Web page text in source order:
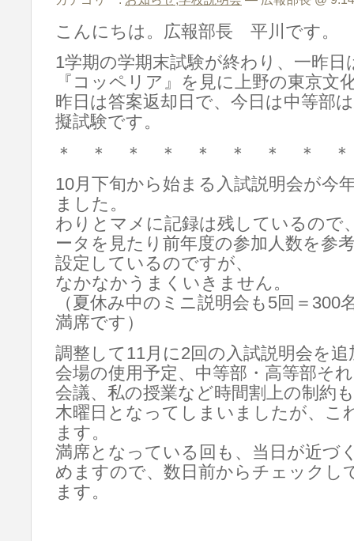
こんにちは。広報部長 平川です。
1学期の学期末試験が終わり、一昨
『コッペリア』を見に上野の東京文
昨日は答案返却日で、今日は中等部
擬試験です。
＊ ＊ ＊ ＊ ＊ ＊ ＊ ＊
10月下旬から始まる入試説明会が今
ました。
わりとマメに記録は残しているので
ータを見たり前年度の参加人数を参
設定しているのですが、
なかなかうまくいきません。
（夏休み中のミニ説明会も5回＝300
満席です）
調整して11月に2回の入試説明会を
会場の使用予定、中等部・高等部そ
会議、私の授業など時間割上の制約
木曜日となってしまいましたが、こ
ます。
満席となっている回も、当日が近づ
めますので、数日前からチェックし
ます。